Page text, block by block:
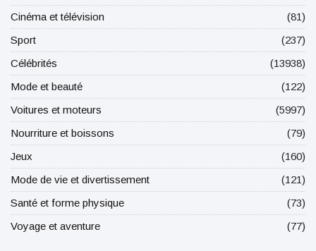
Cinéma et télévision
(81)
Sport
(237)
Célébrités
(13938)
Mode et beauté
(122)
Voitures et moteurs
(5997)
Nourriture et boissons
(79)
Jeux
(160)
Mode de vie et divertissement
(121)
Santé et forme physique
(73)
Voyage et aventure
(77)